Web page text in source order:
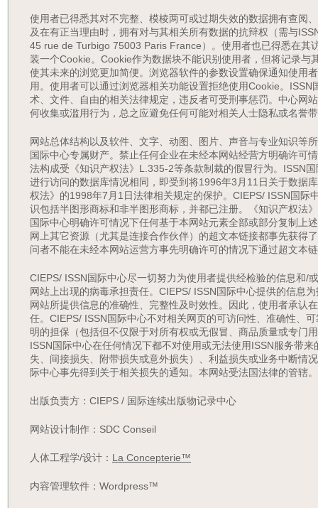
使用者已得悉其对不完整、模棱两可或过期失效的数据拥有查阅
及在有正当理由时，拥有对与其相关所有数据的抗辩权（需与
45 rue de Turbigo 75003 Paris France）。使用者也已得悉在其
装一个Cookie。Cookie作为数据块不能识别使用者，但将记录与
使其未来的浏览更加简便。浏览器软件的参数设置确保通知使用
用。使用者可以通过浏览器相关功能设置拒绝使用Cookie。
术、文件、自由的相关法律规定，违反者可受刑事惩罚。中心网
何收集或滥用行为，总之应避免任何可能对相关人士隐私或名誉
网站总体结构以及软件、文字、动图、图片、声音与专业知识等
国际中心专属财产。禁止任何企业在未经本网站经营方明确许可
法构成受《知识产权法》L.335-2等条款制裁的假冒行为。ISSN
进行访问的数据库情况相同，即受到将1996年3月11日关于数据
权法》的1998年7月1日法律相关规定的保护。CIEPS/ ISSN国际
识包括半图形商标和非半图形商标，并都已注册。《知识产权法
国际中心明确许可情况下任何基于本网站元素全部或部分复制上
网上其它资源（尤其是连接合作伙伴）的超文本链接都事先获得
问者不能在未经本网站运营方事先明确许可的情况下通过超文本
CIEPS/ ISSN国际中心尽一切努力为使用者提供经检验的信息和/
网站上出现的病毒承担责任。CIEPS/ ISSN国际中心提供的信息
网站所提供信息的准确性、完整性及时效性。因此，使用者承认
任。CIEPS/ ISSN国际中心不对相关网页的可访问性、准确性、
明的担保（包括但不仅限于对所有权或无假冒、商品质量或专门
ISSN国际中心在任何情况下都不对使用或无法使用ISSN服务带
失、间接损失、附带损失或意外损失）、利益损失或业务中断情
际中心事先得到关于相关损失的通知。本网站受法国法律的管辖。
出版负责方：CIEPS / 国际连续出版物记录中心
网站设计制作：SDC Conseil
人体工程学/设计： La Concepterie™
内容管理软件：Wordpress™